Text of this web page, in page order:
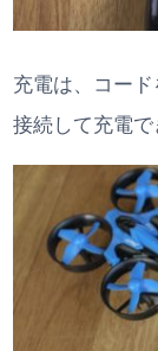
充電は、コー
接続して充電で